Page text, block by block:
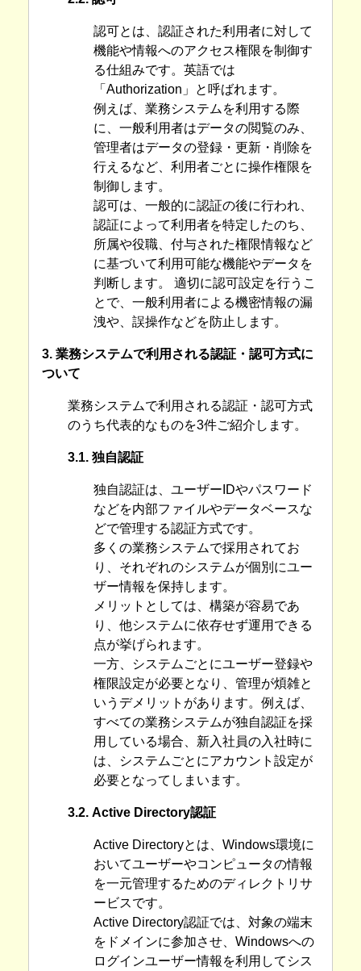
認可とは、認証された利用者に対して
機能や情報へのアクセス権限を制御す
る仕組みです。英語では
「Authorization」と呼ばれます。
例えば、業務システムを利用する際
に、一般利用者はデータの閲覧のみ、
管理者はデータの登録・更新・削除を
行えるなど、利用者ごとに操作権限を
制御します。
認可は、一般的に認証の後に行われ、
認証によって利用者を特定したのち、
所属や役職、付与された権限情報など
に基づいて利用可能な機能やデータを
判断します。 適切に認可設定を行うこ
とで、一般利用者による機密情報の漏
洩や、誤操作などを防止します。
3. 業務システムで利用される認証・認可方式に
ついて
業務システムで利用される認証・認可方式
のうち代表的なものを3件ご紹介します。
3.1. 独自認証
独自認証は、ユーザーIDやパスワード
などを内部ファイルやデータベースな
どで管理する認証方式です。
多くの業務システムで採用されてお
り、それぞれのシステムが個別にユー
ザー情報を保持します。
メリットとしては、構築が容易であ
り、他システムに依存せず運用できる
点が挙げられます。
一方、システムごとにユーザー登録や
権限設定が必要となり、管理が煩雑と
いうデメリットがあります。例えば、
すべての業務システムが独自認証を採
用している場合、新入社員の入社時に
は、システムごとにアカウント設定が
必要となってしまいます。
3.2. Active Directory認証
Active Directoryとは、Windows環境に
おいてユーザーやコンピュータの情報
を一元管理するためのディレクトリサ
ービスです。
Active Directory認証では、対象の端末
をドメインに参加させ、Windowsへの
ログインユーザー情報を利用してシス